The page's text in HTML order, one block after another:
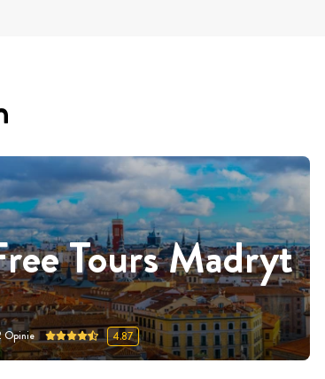
Tours Madryt
Opinie 4.87